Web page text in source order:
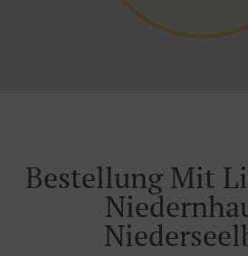
Bestellung Mit